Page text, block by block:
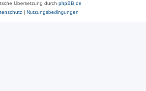
Übersetzung durch phpBB.de
| Nutzungsbedingungen